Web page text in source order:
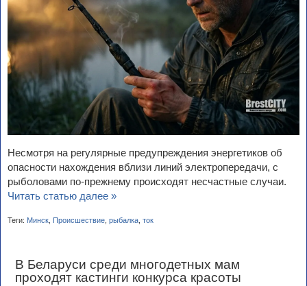
Несмотря на регулярные предупреждения энергетиков об
опасности нахождения вблизи линий электропередачи, с
рыболовами по-прежнему происходят несчастные случаи.
Читать статью далее »
Теги: Минск Происшествие рыбалка ток
В Беларуси среди многодетных мам
проходят кастинги конкурса красоты